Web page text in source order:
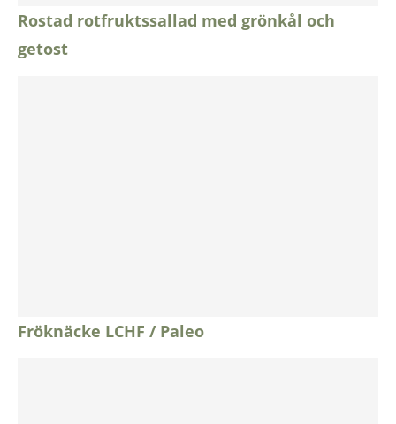
Rostad rotfruktssallad med grönkål och
getost
Fröknäcke LCHF / Paleo